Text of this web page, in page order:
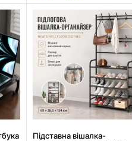
Підставна вішалка-